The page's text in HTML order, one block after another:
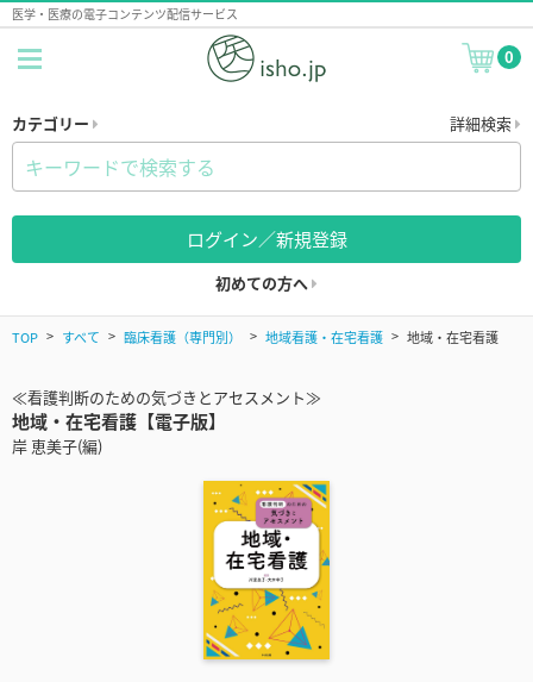
医学・医療の電子コンテンツ配信サービス
0
カテゴリー 詳細検索
ログイン／新規登録
初めての方へ
TOP すべて 臨床看護（専門別） 地域看護・在宅看護 地域・在宅看護
≪看護判断のための気づきとアセスメント≫
地域・在宅看護【電子版】
岸 恵美子(編)